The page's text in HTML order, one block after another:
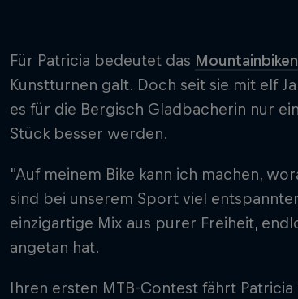
Für Patricia bedeutet das Mountainbiken
Kunstturnen galt. Doch seit sie mit elf
es für die Bergisch Gladbacherin nur
Stück besser werden.
"Auf meinem Bike kann ich machen,
sind bei unserem Sport viel
einzigartige Mix aus purer Freiheit,
angetan hat.
Ihren ersten MTB-Contest fährt